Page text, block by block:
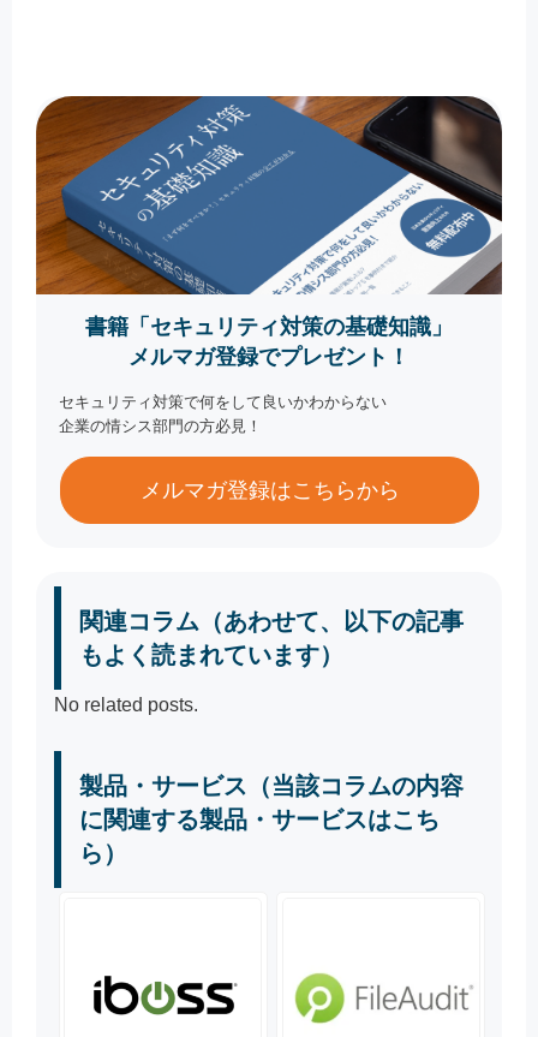
書籍「セキュリティ対策の基礎知識」
メルマガ登録でプレゼント！
セキュリティ対策で何をして良いかわからない
企業の情シス部門の方必見！
メルマガ登録はこちらから
関連コラム（あわせて、以下の記事
もよく読まれています）
No related posts.
製品・サービス（当該コラムの内容
に関連する製品・サービスはこち
ら）